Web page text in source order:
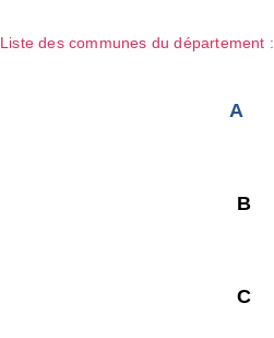
Liste des communes du département :
A
B
C